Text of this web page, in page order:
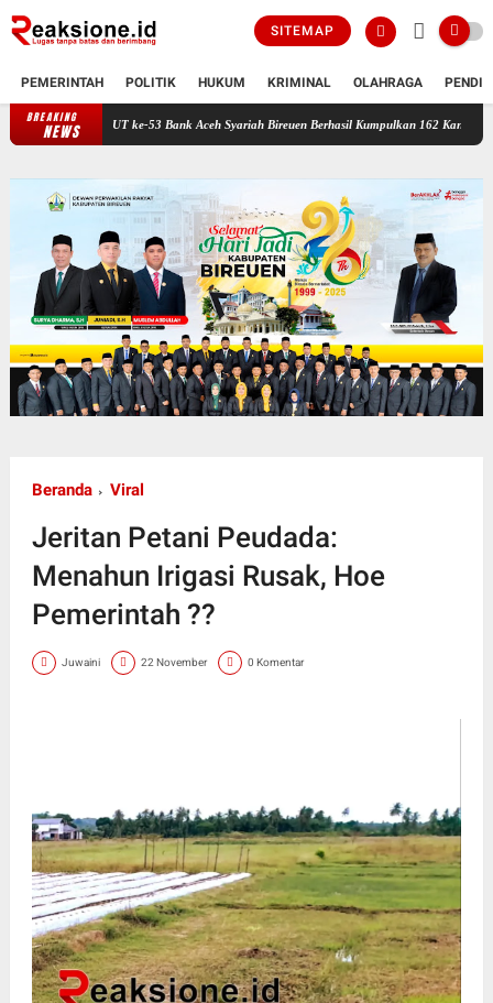
SITEMAP
PEMERINTAH POLITIK HUKUM KRIMINAL OLAHRAGA
BREAKING
NEWS
HUT ke-53 Bank Aceh Syariah Bireuen Berhasil Kumpulkan 162 Kantong Darah
Beranda Viral
Jeritan Petani Peudada:
Menahun Irigasi Rusak, Hoe
Pemerintah ??
Juwaini 22 November 0 Komentar